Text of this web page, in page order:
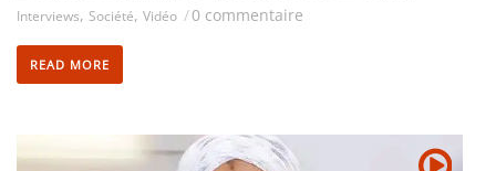
Interviews, Société, Vidéo /0 commentaire
READ MORE